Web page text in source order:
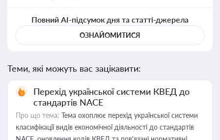
Повний AI-підсумок дня та статті-джерела
ОЗНАЙОМИТИСЯ
Теми, які можуть вас зацікавити:
Перехід української системи КВЕД до
стандартів NACE
Про що тема: Тема охоплює перехід української системи
класифікації видів економічної діяльності до стандартів